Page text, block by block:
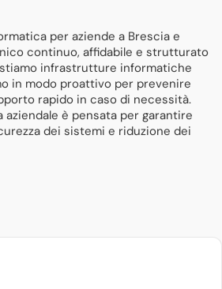
per aziende a Brescia e
continuo, affidabile e strutturato
infrastrutture informatiche
in modo proattivo per prevenire
rapido in caso di necessità.
aziendale è pensata per garantire
dei sistemi e riduzione dei